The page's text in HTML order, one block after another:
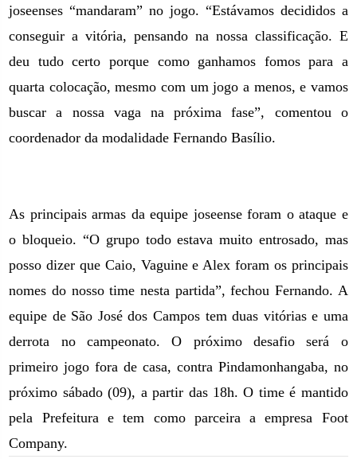
joseenses “mandaram” no jogo. “Estávamos decididos a
conseguir a vitória, pensando na nossa classificação. E
deu tudo certo porque como ganhamos fomos para a
quarta colocação, mesmo com um jogo a menos, e vamos
buscar a nossa vaga na próxima fase”, comentou o
coordenador da modalidade Fernando Basílio.
As principais armas da equipe joseense foram o ataque e
o bloqueio. “O grupo todo estava muito entrosado, mas
posso dizer que Caio, Vaguine e Alex foram os principais
nomes do nosso time nesta partida”, fechou Fernando. A
equipe de São José dos Campos tem duas vitórias e uma
derrota no campeonato. O próximo desafio será o
primeiro jogo fora de casa, contra Pindamonhangaba, no
próximo sábado (09), a partir das 18h. O time é mantido
pela Prefeitura e tem como parceira a empresa Foot
Company.